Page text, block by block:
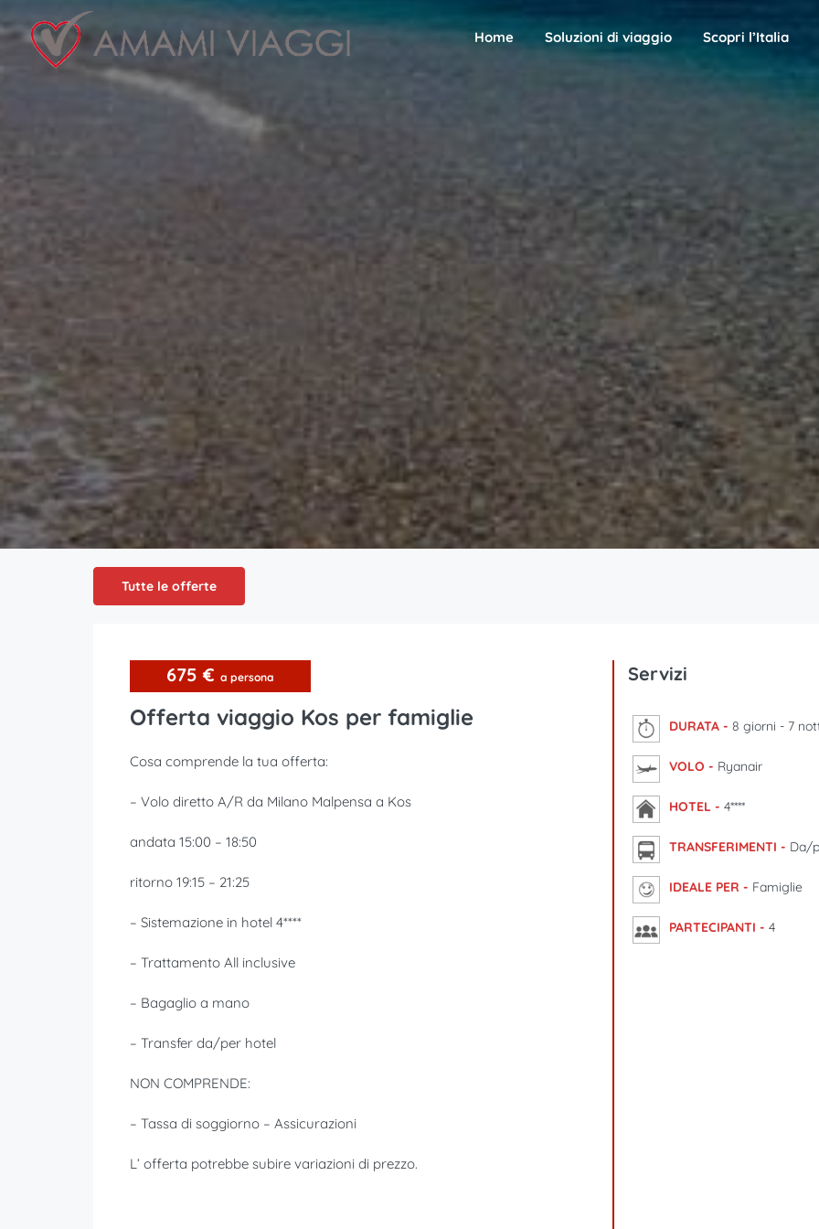
Home Soluzioni di viaggio Scopri l’Italia
Tutte le offerte
675 € a persona
Offerta viaggio Kos per famiglie
Cosa comprende la tua offerta:
– Volo diretto A/R da Milano Malpensa a Kos
andata 15:00 – 18:50
ritorno 19:15 – 21:25
– Sistemazione in hotel 4****
– Trattamento All inclusive
– Bagaglio a mano
– Transfer da/per hotel
NON COMPRENDE:
– Tassa di soggiorno – Assicurazioni
L’ offerta potrebbe subire variazioni di prezzo.
Servizi
DURATA - 8 giorni - 7
VOLO - Ryanair
HOTEL - 4****
TRANSFERIMENTI - Da/
IDEALE PER - Famiglie
PARTECIPANTI - 4